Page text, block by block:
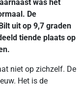
was het
De
uit op 9,7 graden
tiende plaats op
niet op zichzelf. De
Het is de